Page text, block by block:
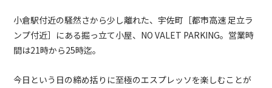
小倉駅付近の騒然さから少し離れた、宇佐町 ［都市高速 足立ラ
ンプ付近］ にある掘っ立て小屋、 NO VALET PARKING。営業時
間は21時から25時迄。
今日という日の締め括りに至極のエスプレッソを楽しむことが